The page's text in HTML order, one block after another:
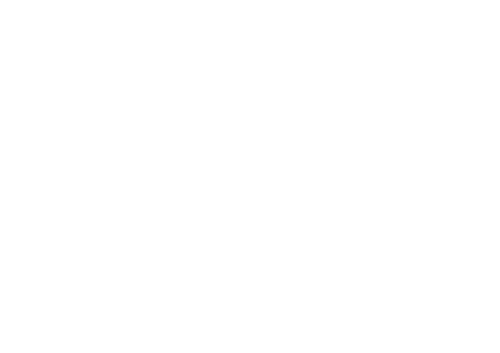
B. Braun avec notre portefeuille complet.
Pour plus d’informations, veuillez visiter notre page de soins à domicile.
sur notre marché du travail mondial des profils d’emploi intéressants.